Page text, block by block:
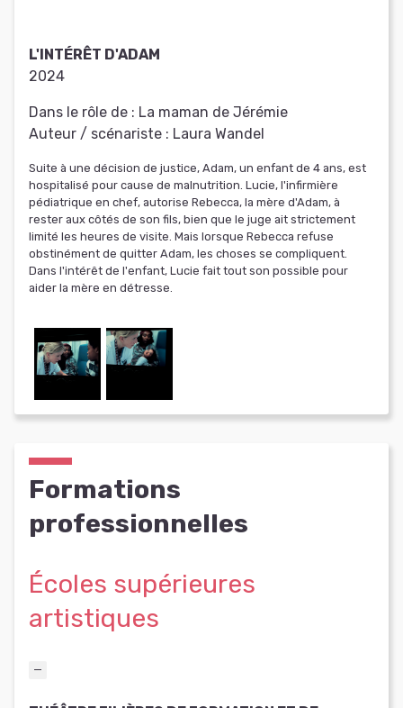
L'INTÉRÊT D'ADAM
2024
Dans le rôle de : La maman de Jérémie
Auteur / scénariste : Laura Wandel
Suite à une décision de justice, Adam, un enfant de 4 ans, est
hospitalisé pour cause de malnutrition. Lucie, l'infirmière
pédiatrique en chef, autorise Rebecca, la mère d'Adam, à
rester aux côtés de son fils, bien que le juge ait strictement
limité les heures de visite. Mais lorsque Rebecca refuse
obstinément de quitter Adam, les choses se compliquent.
Dans l'intérêt de l'enfant, Lucie fait tout son possible pour
aider la mère en détresse.
Formations
professionnelles
Écoles supérieures
artistiques